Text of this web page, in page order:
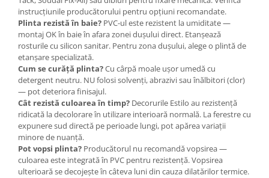
instrucțiunile producătorului pentru opțiuni recomandate.
Plinta rezistă în baie? PVC-ul este rezistent la umiditate —
montaj OK în baie în afara zonei dușului direct. Etanșează
rosturile cu silicon sanitar. Pentru zona dușului, alege o plintă de
etanșare specializată.
Cum se curăță plinta?Cu cârpă moale ușor umedă cu
detergent neutru. NU folosi solvenți, abrazivi sau înălbitori (clor)
— pot deteriora finisajul.
Cât rezistă culoarea în timp? Decorurile Estilo au rezistență
ridicată la decolorare în utilizare interioară normală. La ferestre cu
expunere sud directă pe perioade lungi, pot apărea variații
minore de nuanță.
Pot vopsi plinta? Producătorul nu recomandă vopsirea —
culoarea este integrată în PVC pentru rezistență. Vopsirea
ulterioară se decojește în câteva luni din cauza dilatărilor termice.